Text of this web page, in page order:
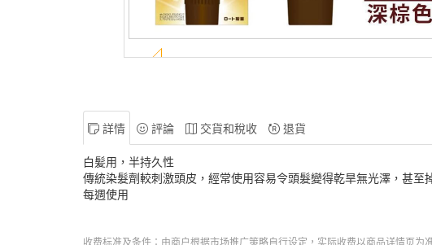
詳情 評論 交貨和稅收 退貨
白髪用，半持久性
傳統染髮劑較刺激頭皮，經常使用容易令頭髮變得乾旱無光澤，甚
每週使用
收费标准及条件：由商户根据市场推广策略自行设定，实际收费以商品详情页为